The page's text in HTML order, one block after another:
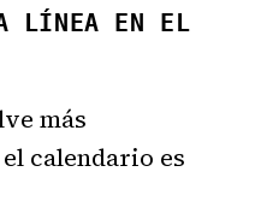
LÍNEA EN EL
más
calendario es